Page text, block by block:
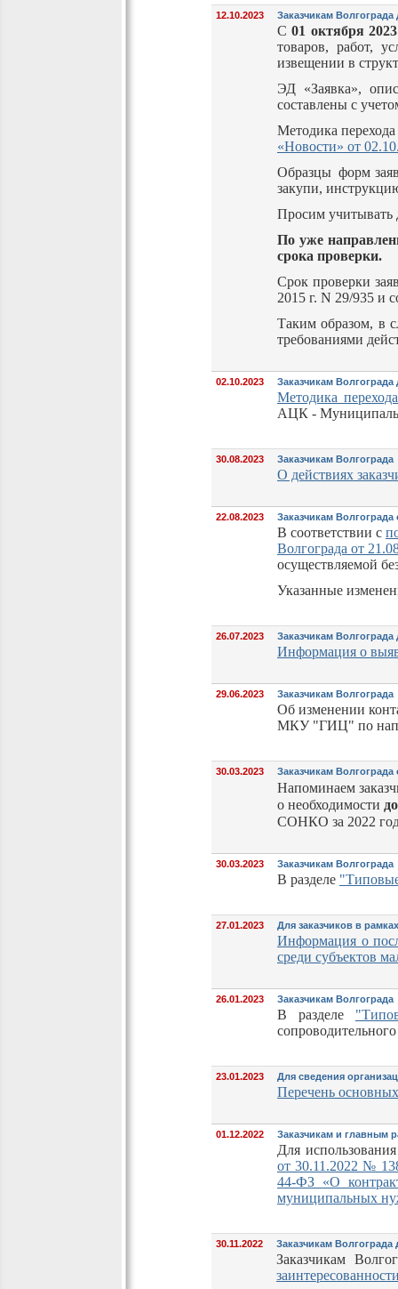
12.10.2023 Заказчикам
С01 октября 2023
товаров, работ,
извещении в
ЭД «Заявка»,
составлены с
Методика
«Новости» от
Образцы форм
закупи,
Просим учитывать
По уже
срока проверки.
Срок проверки
2015 г. N 29/935 и
Таким образом, в
требованиями
02.10.2023 Заказчикам
Методика
АЦК -
30.08.2023 Заказчикам Волгограда
О действиях
22.08.2023 Заказчикам
В соответствии с
Волгограда от
осуществляемой
Указанные
26.07.2023 Заказчикам
Информация о
29.06.2023 Заказчикам Волгограда
Об изменении
МКУ "ГИЦ" по
30.03.2023 Заказчикам Волгограда
Напоминаем
о необходимости
СОНКО за 2022
30.03.2023 Заказчикам Волгограда
В разделе
27.01.2023 Для заказчиков в
Информация о
среди субъектов
26.01.2023 Заказчикам Волгограда
В разделе
23.01.2023 Для сведения
Перечень
01.12.2022 Заказчикам и главным
Для
от 30.11.2022 №
44-ФЗ «О
муниципальных
30.11.2022 Заказчикам Волгограда
Заказчикам